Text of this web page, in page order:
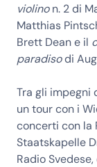
violinon. 2 di
Matthias
Brett Dean e il
paradisodi
Tra gli impegni
un tour con i
concerti con la
Staatskapelle
Radio